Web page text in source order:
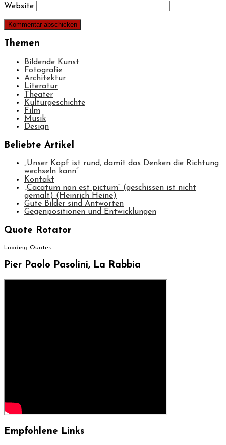
Website
Themen
Bildende Kunst
Fotografie
Architektur
Literatur
Theater
Kulturgeschichte
Film
Musik
Design
Beliebte Artikel
„Unser Kopf ist rund, damit das Denken die Richtung
wechseln kann“
Kontakt
„Cacatum non est pictum“ (geschissen ist nicht
gemalt) (Heinrich Heine)
Gute Bilder sind Antworten
Gegenpositionen und Entwicklungen
Quote Rotator
Loading Quotes...
Pier Paolo Pasolini, La Rabbia
Empfohlene Links